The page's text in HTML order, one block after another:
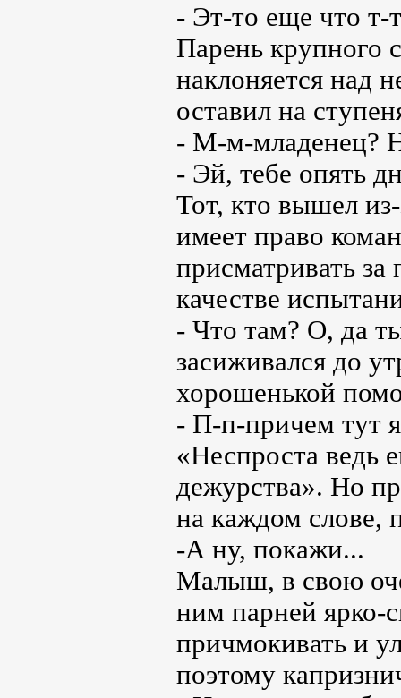
- Эт-то еще что т-
Парень крупного
наклоняется над
оставил на
- М-м-младенец?
- Эй, тебе опять
Тот, кто вышел
имеет право
присматривать за
качестве
- Что там? О, да
засиживался до
хорошенькой
- П-п-причем тут
«Неспроста ведь
дежурства». Но
на каждом слове,
-А ну, покажи...
Малыш, в свою
ним парней ярко-
причмокивать и
поэтому